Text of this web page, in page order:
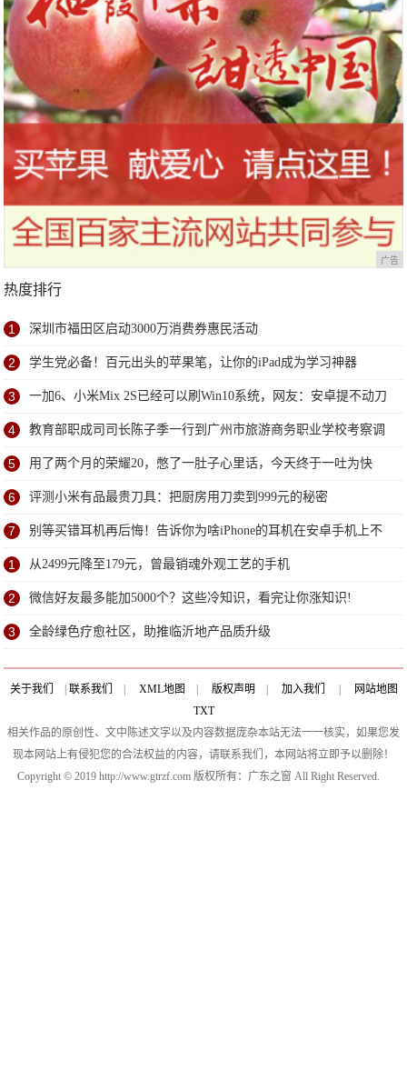
广告
热度排行
1 深圳市福田区启动3000万消费券惠民活动
2 学生党必备！百元出头的苹果笔，让你的iPad成为学习神器
3 一加6、小米Mix 2S已经可以刷Win10系统，网友：安卓提不动刀
了？
4 教育部职成司司长陈子季一行到广州市旅游商务职业学校考察调
研
5 用了两个月的荣耀20，憋了一肚子心里话，今天终于一吐为快
6 评测小米有品最贵刀具：把厨房用刀卖到999元的秘密
7 别等买错耳机再后悔！告诉你为啥iPhone的耳机在安卓手机上不
能用
1 从2499元降至179元，曾最销魂外观工艺的手机
2 微信好友最多能加5000个？这些冷知识，看完让你涨知识!
3 全龄绿色疗愈社区，助推临沂地产品质升级
关于我们 联系我们 XML地图 版权声明 加入我们
网站地图
TXT
相关作品的原创性、文中陈述文字以及内容数据庞杂本站无法一一核实，如果您发
现本网站上有侵犯您的合法权益的内容，请联系我们，本网站将立即予以删除！
Copyright © 2019 http://www.gtrzf.com 版权所有：广东之窗 All Right Reserved.